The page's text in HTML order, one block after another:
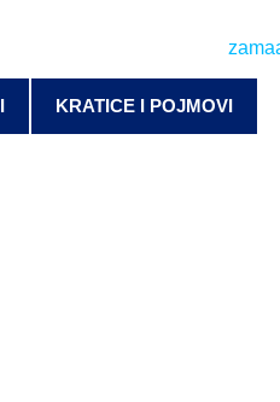
KRATICE I POJMOVI